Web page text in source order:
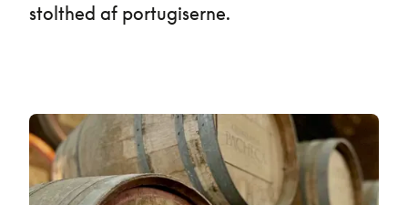
stolthed af portugiserne.